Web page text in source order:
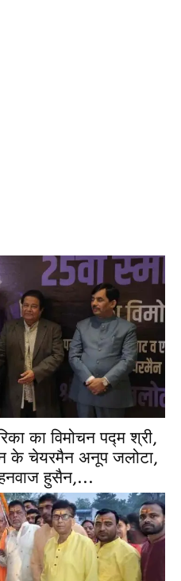
का विमोचन पद्म श्री,
के चेयरमैन अनूप जलोटा,
हुसैन,...